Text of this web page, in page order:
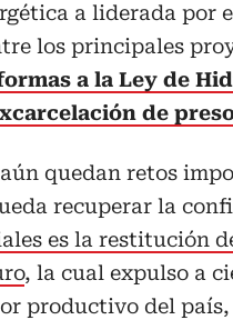
a liderada por
los principales
a la Ley de
de
quedan retos
recuperar la
es la restitución
, la cual expulso a
productivo del